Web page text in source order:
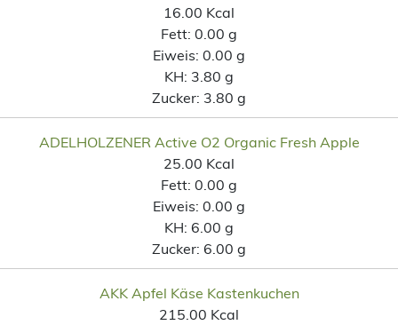
16.00 Kcal
Fett: 0.00 g
Eiweis: 0.00 g
KH: 3.80 g
Zucker: 3.80 g
ADELHOLZENER Active O2 Organic Fresh Apple
25.00 Kcal
Fett: 0.00 g
Eiweis: 0.00 g
KH: 6.00 g
Zucker: 6.00 g
AKK Apfel Käse Kastenkuchen
215.00 Kcal